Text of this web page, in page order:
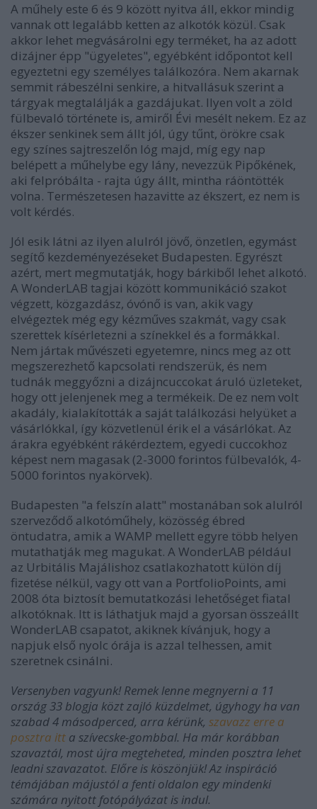
A műhely este 6 és 9 között nyitva áll, ekkor mindig
vannak ott legalább ketten az alkotók közül. Csak
akkor lehet megvásárolni egy terméket, ha az adott
dizájner épp "ügyeletes", egyébként időpontot kell
egyeztetni egy személyes találkozóra. Nem akarnak
semmit rábeszélni senkire, a hitvallásuk szerint a
tárgyak megtalálják a gazdájukat. Ilyen volt a zöld
fülbevaló története is, amiről Évi mesélt nekem. Ez az
ékszer senkinek sem állt jól, úgy tűnt, örökre csak
egy színes sajtreszelőn lóg majd, míg egy nap
belépett a műhelybe egy lány, nevezzük Pipőkének,
aki felpróbálta - rajta úgy állt, mintha ráöntötték
volna. Természetesen hazavitte az ékszert, ez nem is
volt kérdés.
Jól esik látni az ilyen alulról jövő, önzetlen, egymást
segítő kezdeményezéseket Budapesten. Egyrészt
azért, mert megmutatják, hogy bárkiből lehet alkotó.
A WonderLAB tagjai között kommunikáció szakot
végzett, közgazdász, óvónő is van, akik vagy
elvégeztek még egy kézműves szakmát, vagy csak
szerettek kísérletezni a színekkel és a formákkal.
Nem jártak művészeti egyetemre, nincs meg az ott
megszerezhető kapcsolati rendszerük, és nem
tudnák meggyőzni a dizájncuccokat áruló üzleteket,
hogy ott jelenjenek meg a termékeik. De ez nem volt
akadály, kialakították a saját találkozási helyüket a
vásárlókkal, így közvetlenül érik el a vásárlókat. Az
árakra egyébként rákérdeztem, egyedi cuccokhoz
képest nem magasak (2-3000 forintos fülbevalók, 4-
5000 forintos nyakörvek).
Budapesten "a felszín alatt" mostanában sok alulról
szerveződő alkotóműhely, közösség ébred
öntudatra, amik a WAMP mellett egyre több helyen
mutathatják meg magukat. A WonderLAB például
az Urbitális Majálishoz csatlakozhatott külön díj
fizetése nélkül, vagy ott van a PortfolioPoints, ami
2008 óta biztosít bemutatkozási lehetőséget fiatal
alkotóknak. Itt is láthatjuk majd a gyorsan összeállt
WonderLAB csapatot, akiknek kívánjuk, hogy a
napjuk első nyolc órája is azzal telhessen, amit
szeretnek csinálni.
Versenyben vagyunk! Remek lenne megnyerni a 11
ország 33 blogja közt zajló küzdelmet, úgyhogy ha van
szabad 4 másodperced, arra kérünk, szavazz erre a
posztra itt a szívecske-gombbal. Ha már korábban
szavaztál, most újra megteheted, minden posztra lehet
leadni szavazatot. Előre is köszönjük! Az inspiráció
témájában májustól a fenti oldalon egy mindenki
számára nyitott fotópályázat is indul.